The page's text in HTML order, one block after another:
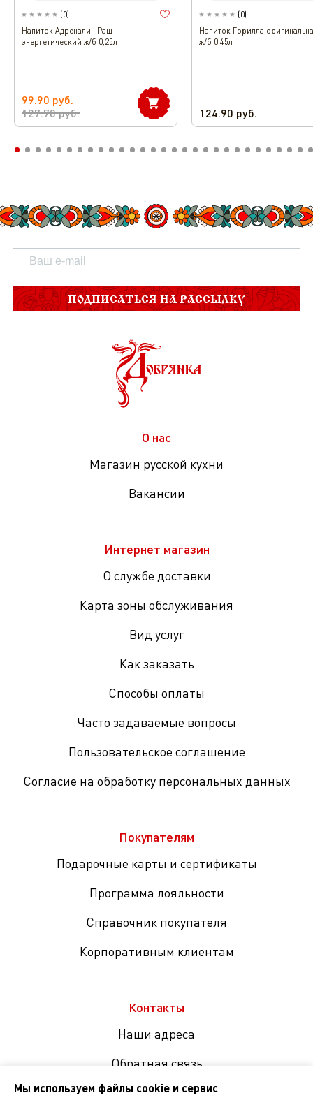
(0)
Напиток Адреналин Раш
энергетический ж/б 0,25л
99.90 руб.
127.70руб.
(0)
Напиток Горилла
ж/б 0,45л
124.90 руб.
ПОДПИСАТЬСЯ НА РАССЫЛКУ
О нас
Магазин русской кухни
Вакансии
Интернет магазин
О службе доставки
Карта зоны обслуживания
Вид услуг
Как заказать
Способы оплаты
Часто задаваемые вопросы
Пользовательское соглашение
Согласие на обработку персональных данных
Покупателям
Подарочные карты и сертификаты
Программа лояльности
Справочник покупателя
Корпоративным клиентам
Контакты
Наши адреса
Обратная связь
Мы используем файлы cookie и сервис